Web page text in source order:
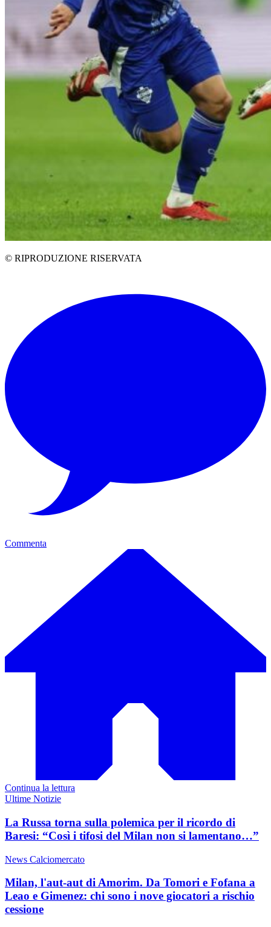
© RIPRODUZIONE RISERVATA
Commenta
Continua la lettura
Ultime Notizie
La Russa torna sulla polemica per il ricordo di
Baresi: “Così i tifosi del Milan non si lamentano…”
News Calciomercato
Milan, l'aut-aut di Amorim. Da Tomori e Fofana a
Leao e Gimenez: chi sono i nove giocatori a rischio
cessione